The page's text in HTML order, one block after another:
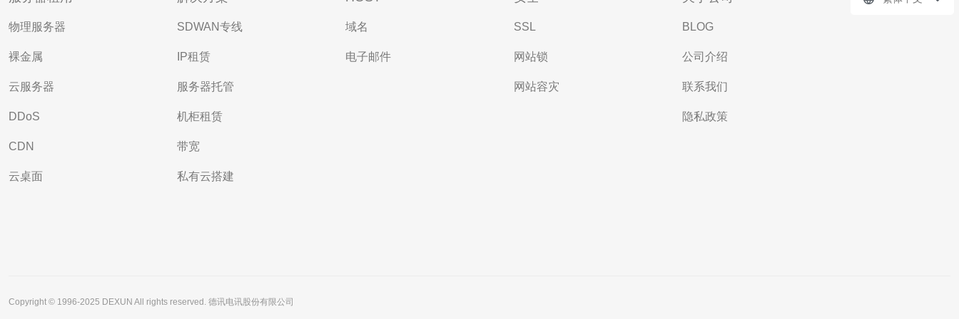
物理服务器
裸金属
云服务器
DDoS
CDN
云桌面
SDWAN专线
IP租赁
服务器托管
机柜租赁
带宽
私有云搭建
域名
电子邮件
SSL
网站锁
网站容灾
BLOG
公司介绍
联系我们
隐私政策
Copyright © 1996-2025 DEXUN All rights reserved. 德讯电讯股份有限公司